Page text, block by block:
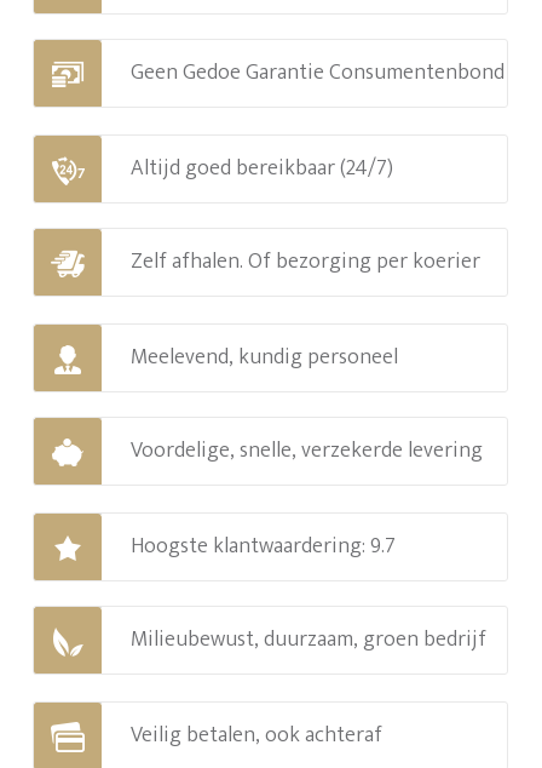
Geen Gedoe Garantie Consumentenbond
Altijd goed bereikbaar (24/7)
Zelf afhalen. Of bezorging per koerier
Meelevend, kundig personeel
Voordelige, snelle, verzekerde levering
Hoogste klantwaardering: 9.7
Milieubewust, duurzaam, groen bedrijf
Veilig betalen, ook achteraf